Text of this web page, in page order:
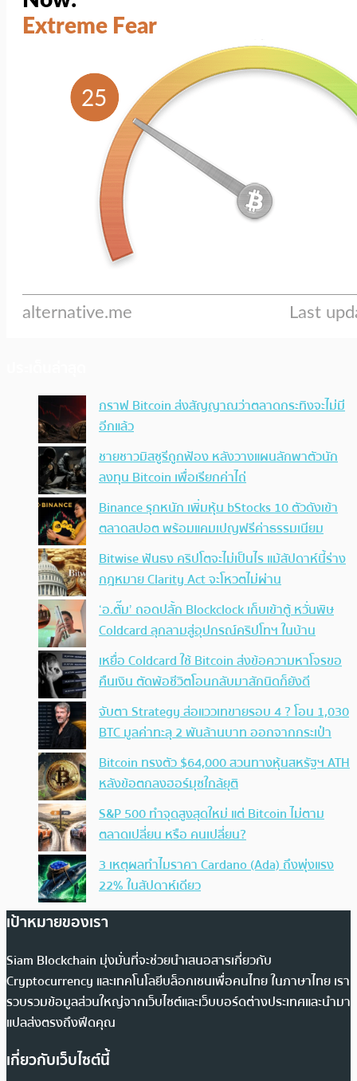
กราฟ Bitcoin ส่งสัญญาณว่าตลาดกระทิงจะไม่มี
อีกแล้ว
ชายชาวมิสซูรีถูกฟ้อง หลังวางแผนลักพาตัวนัก
ลงทุน Bitcoin เพื่อเรียกค่าไถ่
Binance รุกหนัก เพิ่มหุ้น bStocks 10 ตัวดังเข้า
ตลาดสปอต พร้อมแคมเปญฟรีค่าธรรมเนียม
Bitwise ฟันธง คริปโตจะไม่เป็นไร แม้สัปดาห์นี้ร่าง
กฎหมาย Clarity Act จะโหวตไม่ผ่าน
‘อ.ตั๊ม’ ถอดปลั้ก Blockclock เก็บเข้าตู้ หวั่นพิษ
Coldcard ลุกลามสู่อุปกรณ์คริปโทฯ ในบ้าน
เหยื่อ Coldcard ใช้ Bitcoin ส่งข้อความหาโจรขอ
คืนเงิน ตัดพ้อชีวิตโอนกลับมาสักนิดก็ยังดี
จับตา Strategy ส่อแววเทขายรอบ 4 ? โอน 1,030
BTC มูลค่าทะลุ 2 พันล้านบาท ออกจากกระเป๋า
Bitcoin ทรงตัว $64,000 สวนทางหุ้นสหรัฐฯ ATH
หลังข้อตกลงฮอร์มุซใกล้ยุติ
S&P 500 ทำจุดสูงสุดใหม่ แต่ Bitcoin ไม่ตาม
ตลาดเปลี่ยน หรือ คนเปลี่ยน?
3 เหตุผลทำไมราคา Cardano (Ada) ถึงพุ่งแรง
22% ในสัปดาห์เดียว
เป้าหมายของเรา
Siam Blockchain มุ่งมั่นที่จะช่วยนำเสนอสารเกี่ยวกับ
Cryptocurrency และเทคโนโลยีบล็อกเชนเพื่อคนไทย ในภาษาไทย เรา
รวบรวมข้อมูลส่วนใหญ่จากเว็บไซต์และเว็บบอร์ดต่างประเทศและนำมา
แปลส่งตรงถึงฟีดคุณ
เกี่ยวกับเว็บไซต์นี้